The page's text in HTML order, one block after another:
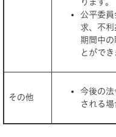
ります。
公平委員
求、不
期間中の
とができ
その他
今後の法
される場